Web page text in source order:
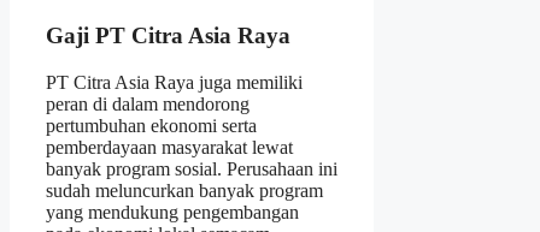
Gaji PT Citra Asia Raya
PT Citra Asia Raya juga memiliki
peran di dalam mendorong
pertumbuhan ekonomi serta
pemberdayaan masyarakat lewat
banyak program sosial. Perusahaan ini
sudah meluncurkan banyak program
yang mendukung pengembangan